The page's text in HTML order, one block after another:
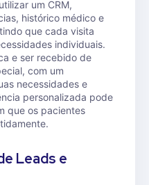
um CRM,
histórico médico e
que cada visita
individuais.
e ser recebido de
com um
necessidades e
personalizada pode
que os pacientes
Leads e